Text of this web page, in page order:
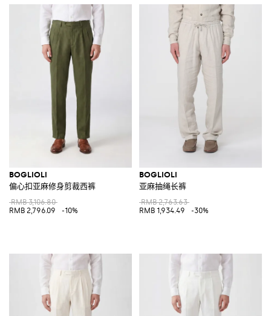
BOGLIOLI
偏心扣亚麻修身剪裁西裤
RMB 3,106.80
RMB 2,796.09
-10%
BOGLIOLI
亚麻抽绳长裤
RMB 2,763.63
RMB 1,934.49
-30%